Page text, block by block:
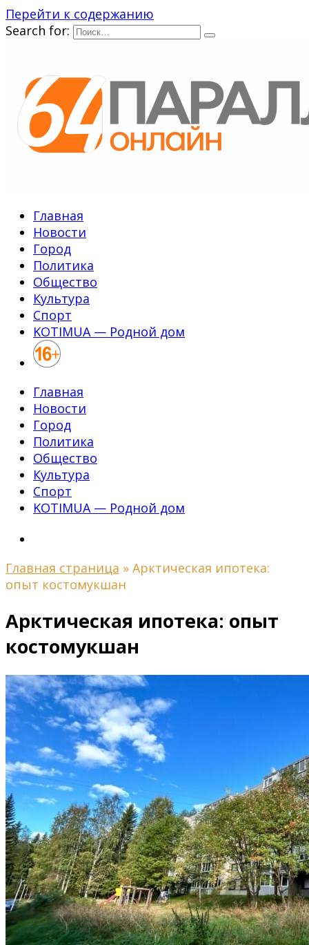
Перейти к содержанию
Search for:
Главная
Новости
Город
Политика
Общество
Культура
Спорт
KOTIMUA — Родной дом
Главная
Новости
Город
Политика
Общество
Культура
Спорт
KOTIMUA — Родной дом
Главная страница » Арктическая ипотека:
опыт костомукшан
Арктическая ипотека: опыт
костомукшан